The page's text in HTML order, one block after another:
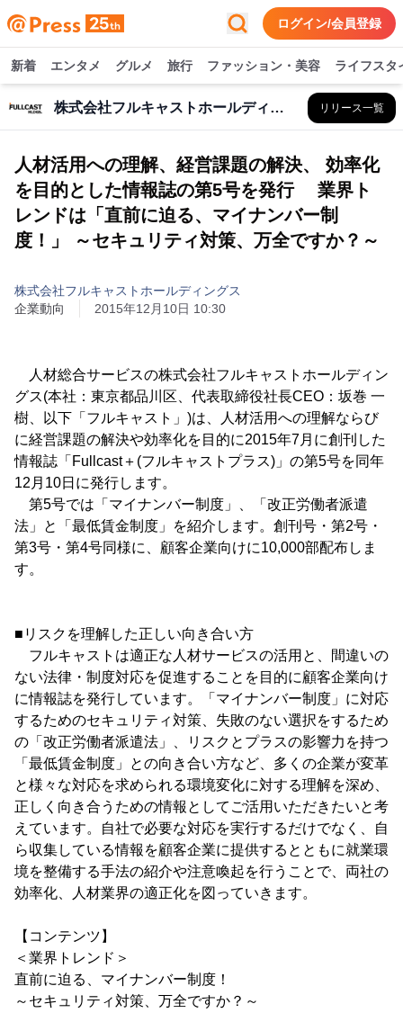
ログイン/会員登録
新着 エンタメ グルメ 旅行 ファッション・美容 ライフスタ
株式会社フルキャストホールディングス リリース一覧
人材活用への理解、経営課題の解決、 効率化
を目的とした情報誌の第5号を発行 業界ト
レンドは「直前に迫る、マイナンバー制
度！」 ～セキュリティ対策、万全ですか？～
株式会社フルキャストホールディングス
企業動向
2015年12月10日 10:30
人材総合サービスの株式会社フルキャストホールディン
グス(本社：東京都品川区、代表取締役社長CEO：坂巻 一
樹、以下「フルキャスト」)は、人材活用への理解ならび
に経営課題の解決や効率化を目的に2015年7月に創刊した
情報誌「Fullcast＋(フルキャストプラス)」の第5号を同年
12月10日に発行します。
第5号では「マイナンバー制度」、「改正労働者派遣
法」と「最低賃金制度」を紹介します。創刊号・第2号・
第3号・第4号同様に、顧客企業向けに10,000部配布しま
す。
■リスクを理解した正しい向き合い方
フルキャストは適正な人材サービスの活用と、間違いの
ない法律・制度対応を促進することを目的に顧客企業向け
に情報誌を発行しています。「マイナンバー制度」に対応
するためのセキュリティ対策、失敗のない選択をするため
の「改正労働者派遣法」、リスクとプラスの影響力を持つ
「最低賃金制度」との向き合い方など、多くの企業が変革
と様々な対応を求められる環境変化に対する理解を深め、
正しく向き合うための情報としてご活用いただきたいと考
えています。自社で必要な対応を実行するだけでなく、自
ら収集している情報を顧客企業に提供するとともに就業環
境を整備する手法の紹介や注意喚起を行うことで、両社の
効率化、人材業界の適正化を図っていきます。
【コンテンツ】
＜業界トレンド＞
直前に迫る、マイナンバー制度！
～セキュリティ対策、万全ですか？～